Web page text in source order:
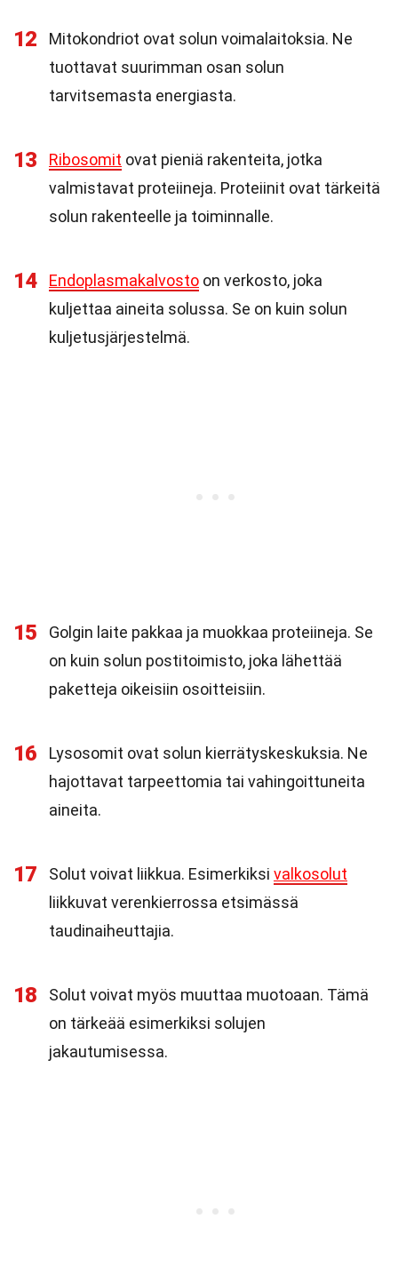
12
Mitokondriot ovat solun voimalaitoksia. Ne
tuottavat suurimman osan solun
tarvitsemasta energiasta.
13 Ribosomit ovat pieniä rakenteita, jotka
valmistavat proteiineja. Proteiinit ovat tärkeitä
solun rakenteelle ja toiminnalle.
14 Endoplasmakalvosto on verkosto, joka
kuljettaa aineita solussa. Se on kuin solun
kuljetusjärjestelmä.
15
Golgin laite pakkaa ja muokkaa proteiineja. Se
on kuin solun postitoimisto, joka lähettää
paketteja oikeisiin osoitteisiin.
16
Lysosomit ovat solun kierrätyskeskuksia. Ne
hajottavat tarpeettomia tai vahingoittuneita
aineita.
17 Solut voivat liikkua. Esimerkiksi valkosolut
liikkuvat verenkierrossa etsimässä
taudinaiheuttajia.
18
Solut voivat myös muuttaa muotoaan. Tämä
on tärkeää esimerkiksi solujen
jakautumisessa.